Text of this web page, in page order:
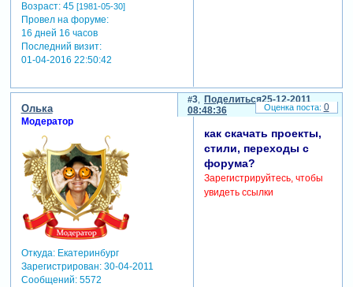
Возраст:45 [1981-05-30]
Провел на форуме:
16 дней 16 часов
Последний визит:
01-04-2016 22:50:42
Поделиться
3
25-12-2011
08:48:36
Олька
Модератор
Откуда:Екатеринбург
Зарегистрирован: 30-04-2011
Сообщений:5572
как скачать проекты,
стили, переходы с
форума?
Зарегистрируйтесь, чтобы
увидеть ссылки
0